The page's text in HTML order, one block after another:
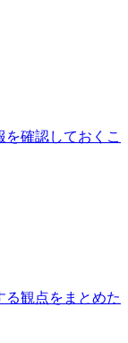
を確認しておくこ
る観点をまとめた